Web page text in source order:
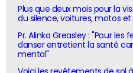
Plus que deux mois pour la
du silence, voitures, motos
Pr. Alinka Greasley : "Pour les
danser entretient la santé
mental"
Voici les revêtements de sol